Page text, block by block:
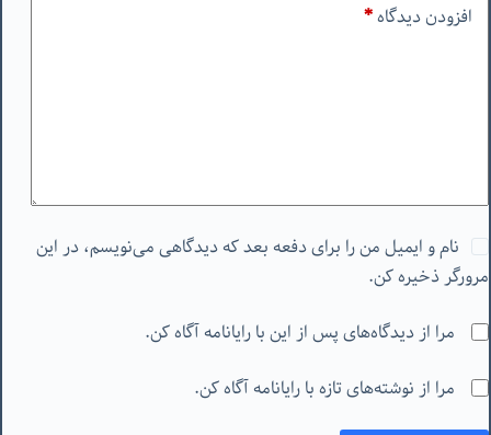
افزودن دیدگاه*
نام و ایمیل من را برای دفعه بعد که دیدگاهی می‌نویسم، در این
مرورگر ذخیره کن.
مرا از دیدگاه‌های پس از این با رایانامه آگاه کن.
مرا از نوشته‌های تازه با رایانامه آگاه کن.